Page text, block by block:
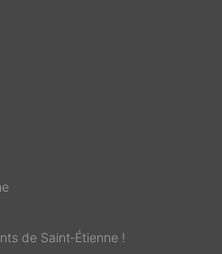
de Saint‑Étienne !